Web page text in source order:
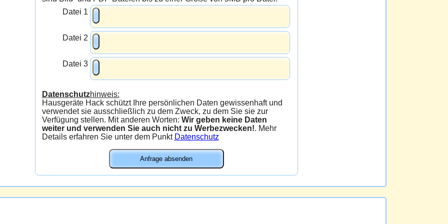
Datei 1
Datei 2
Datei 3
Datenschutzhinweis:
Hausgeräte Hack schützt Ihre persönlichen Daten gewissenhaft und
verwendet sie ausschließlich zu dem Zweck, zu dem Sie sie zur
Verfügung stellen. Mit anderen Worten: Wir geben keine Daten
weiter und verwenden Sie auch nicht zu Werbezwecken!. Mehr
Details erfahren Sie unter dem Punkt Datenschutz